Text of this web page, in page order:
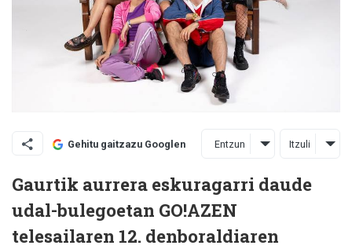
Gehitu gaitzazu Googlen Entzun Itzuli
Gaurtik aurrera eskuragarri daude
udal-bulegoetan GO!AZEN
telesailaren 12. denboraldiaren